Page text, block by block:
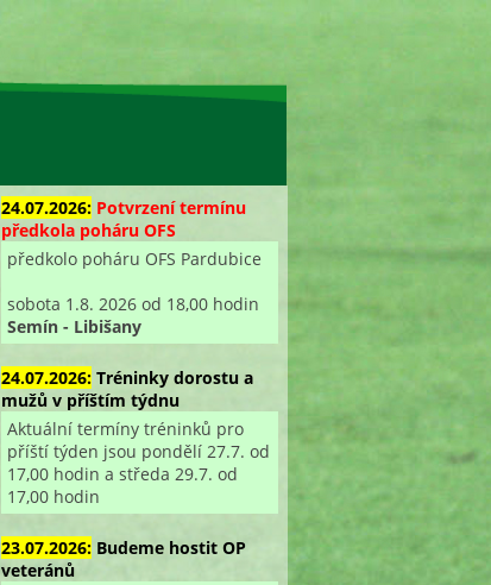
24.07.2026: Potvrzení termínu
předkola poháru OFS
předkolo poháru OFS Pardubice
sobota 1.8. 2026 od 18,00 hodin
Semín - Libišany
24.07.2026: Tréninky dorostu a
mužů v příštím týdnu
Aktuální termíny tréninků pro
příští týden jsou pondělí 27.7. od
17,00 hodin a středa 29.7. od
17,00 hodin
23.07.2026: Budeme hostit OP
veteránů